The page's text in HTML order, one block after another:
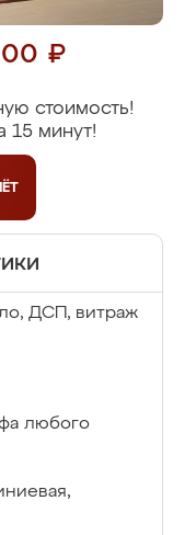
₽
стоимость!
15 минут!
ДСП, витраж
любого